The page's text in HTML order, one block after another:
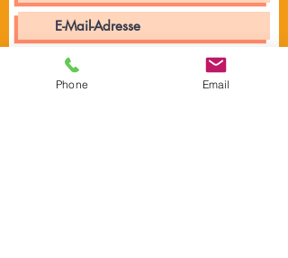
Phone Email